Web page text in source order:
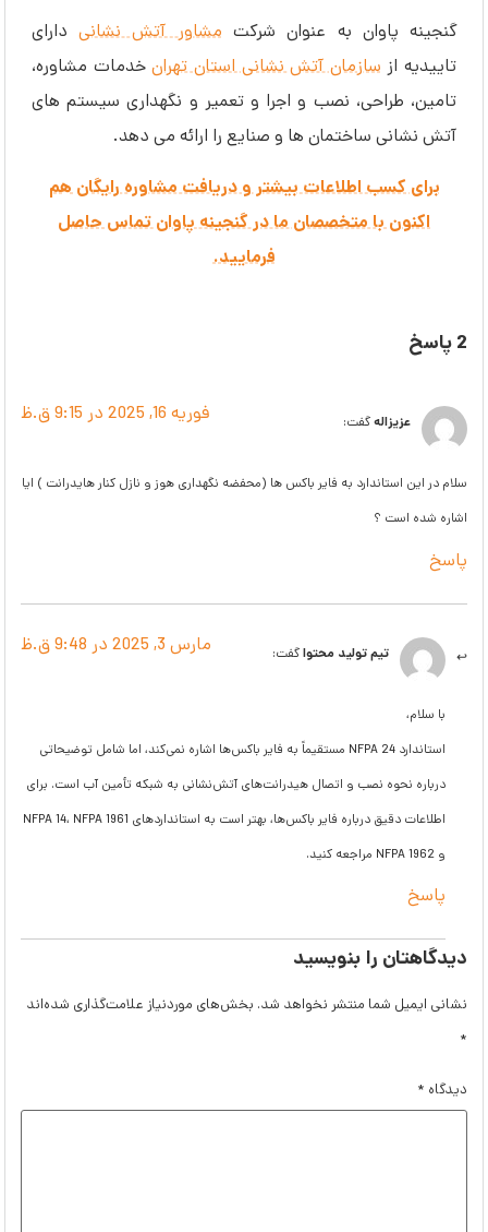
گنجینه پاوان به عنوان شرکت مشاور آتش نشانیدارای
تاییدیه از سازمان آتش نشانی استان تهرانخدمات مشاوره،
تامین، طراحی، نصب و اجرا و تعمیر و نگهداری سیستم های
آتش نشانی ساختمان ها و صنایع را ارائه می دهد.
برای کسب اطلاعات بیشتر و دریافت مشاوره رایگان هم
اکنون با متخصصان ما در گنجینه پاوان تماس حاصل
فرمایید.
2 پاسخ
عزیزالهگفت: فوریه 16, 2025 در 9:15 ق.ظ
سلام در این استاندارد به فایر باکس ها (محفضه نگهداری هوز و نازل کنار هایدرانت ) ایا
اشاره شده است ؟
پاسخ
تیم تولید محتواگفت: مارس 3, 2025 در 9:48 ق.ظ
با سلام،
استاندارد NFPA 24 مستقیماً به فایر باکس‌ها اشاره نمی‌کند، اما شامل توضیحاتی
درباره نحوه نصب و اتصال هیدرانت‌های آتش‌نشانی به شبکه تأمین آب است. برای
اطلاعات دقیق درباره فایر باکس‌ها، بهتر است به استانداردهای NFPA 14، NFPA 1961
و NFPA 1962 مراجعه کنید.
پاسخ
دیدگاهتان را بنویسید
نشانی ایمیل شما منتشر نخواهد شد. بخش‌های موردنیاز علامت‌گذاری شده‌اند
*
دیدگاه *